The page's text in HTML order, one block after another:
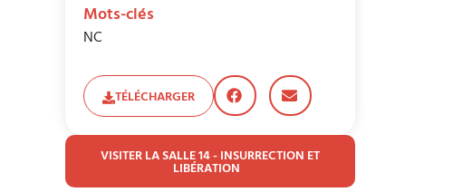
Mots-clés
NC
TÉLÉCHARGER
VISITER LA SALLE 14 - INSURRECTION ET
LIBÉRATION